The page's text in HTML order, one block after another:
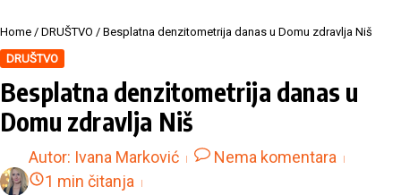
Home / DRUŠTVO / Besplatna denzitometrija danas u Domu zdravlja Niš
DRUŠTVO
Besplatna denzitometrija danas u
Domu zdravlja Niš
Autor: Ivana Marković
Nema komentara
1 min čitanja